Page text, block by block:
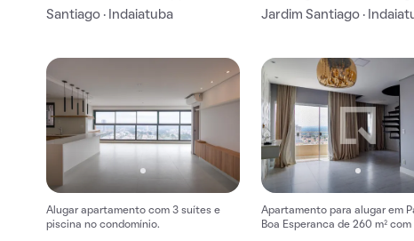
Santiago · Indaiatuba
Jardim Santiago ·
Alugar apartamento com 3 suítes e
piscina no condomínio.
Apartamento para alugar em
Boa Esperanca de 260 m²